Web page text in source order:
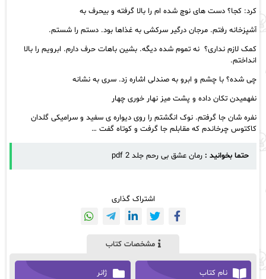
کرد: کجا؟ دست های نوچ شده ام را بالا گرفته و بیحرف به
آشپزخانه رفتم. مرجان درگیر سرکشی به غذاها بود. دستم را شستم.
کمک لازم نداری؟ نه تموم شده دیگه. بشین باهات حرف دارم. ابرویم را بالا
انداختم.
چی شده؟ با چشم و ابرو به صندلی اشاره زد. سری به نشانه
نفهمیدن تکان داده و پشت میز نهار خوری چهار
نفره شان جا گرفتم. نوک انگشتم را روی دیواره ی سفید و سرامیکی گلدان
کاکتوس چرخاندم که مقابلم جا گرفت و کوتاه گفت …
حتما بخوانید : رمان عشق بی رحم جلد 2 pdf
اشتراک گذاری
مشخصات کتاب
نام کتاب ژانر